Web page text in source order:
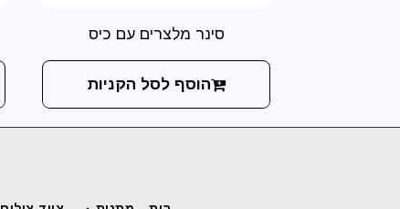
סינר מלצרים עם כיס
הוסף לסל הקניות